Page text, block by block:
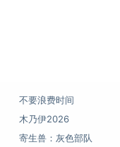
不要浪费时间
木乃伊2026
寄生兽：灰色部队